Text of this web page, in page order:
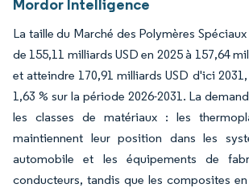
Mordor Intelligence
La taille du Marché des Polymères
de 155,11 milliards USD en 2025 à 157,64
et atteindre 170,91 milliards USD d'ici
1,63 % sur la période 2026-2031. La
les classes de matériaux : les
maintiennent leur position dans les
automobile et les équipements de
conducteurs, tandis que les composites